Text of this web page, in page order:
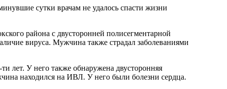
сутки врачам не удалось спасти жизни
района с двусторонней полисегментарной
вируса. Мужчина также страдал заболеваниями
лет. У него также обнаружена двусторонняя
находился на ИВЛ. У него были болезни сердца.